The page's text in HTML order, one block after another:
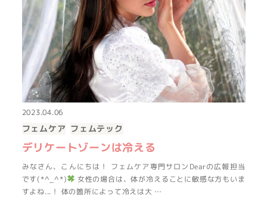
2023.04.06
フェムケア フェムテック
デリケートゾーンは冷える
みなさん、こんにちは！ フェムケア専門サロンDearの広報担当
です(*^_^*)
女性の場合は、体が冷えることに敏感な方もいま
すよね...！ 体の箇所によって冷えは大 …